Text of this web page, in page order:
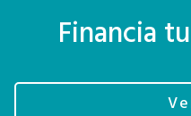
Financia